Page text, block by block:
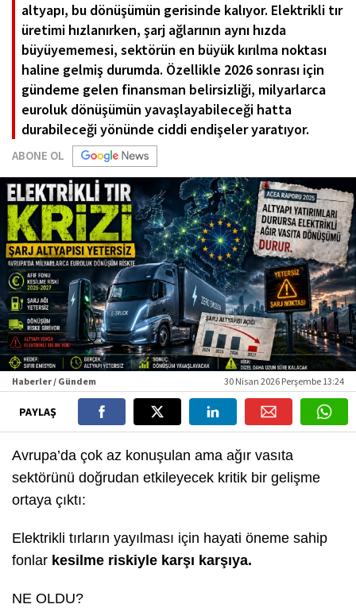
altyapı, bu dönüşümün gerisinde kalıyor. Elektrikli tır
üretimi hızlanırken, şarj ağlarının aynı hızda
büyüyememesi, sektörün en büyük kırılma noktası
haline gelmiş durumda. Özellikle 2026 sonrası için
gündeme gelen finansman belirsizliği, milyarlarca
euroluk dönüşümün yavaşlayabileceği hatta
durabileceği yönünde ciddi endişeler yaratıyor.
ABONE OL
Haberler / Gündem 30 Nisan 2026 Perşembe 13:24
PAYLAŞ
Avrupa’da çok az konuşulan ama ağır vasıta
sektörünü doğrudan etkileyecek kritik bir gelişme
ortaya çıktı:
Elektrikli tırların yayılması için hayati öneme sahip
fonlar kesilme riskiyle karşı karşıya.
NE OLDU?